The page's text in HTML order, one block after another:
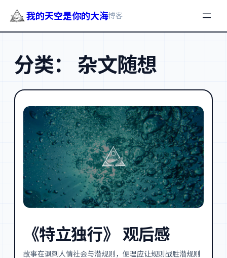
我的天空是你的大海博客
分类： 杂文随想
《特立独行》 观后感
故事在讽刺人情社会与潜规则，便理应让规则战胜潜规则